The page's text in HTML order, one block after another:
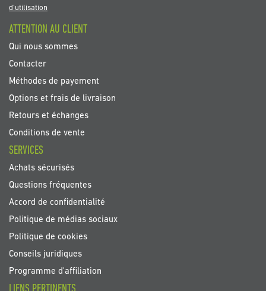
newsletter
d'utilisation
ATTENTION AU CLIENT
Qui nous sommes
Contacter
Méthodes de payement
Options et frais de livraison
Retours et échanges
Conditions de vente
SERVICES
Achats sécurisés
Questions fréquentes
Accord de confidentialité
Politique de médias sociaux
Politique de cookies
Conseils juridiques
Programme d'affiliation